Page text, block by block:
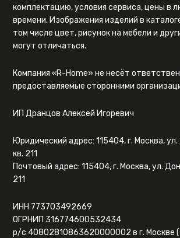
комплектацию, условия сервиса, цены в
времени. Изображения изделий в
том числе цвет, рисунок на мебели и
могут отличаться.
Компания «R-Home» не несёт
предоставляемые сторонними
ИП Дранцов Алексей Игоревич
Юридический адрес: 115404, г. Москва,
кв. 211
Почтовый адрес: 115404, г. Москва, ул.
211
ИНН 773703492669
ОГРНИП 316774600532434
р/с 40802810863620000002 в г. Москве